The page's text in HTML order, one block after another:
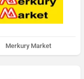
Merkury Market